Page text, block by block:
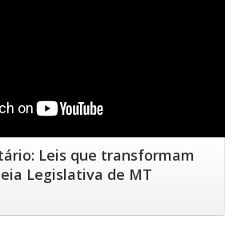
Leis que transformam
Legislativa de MT